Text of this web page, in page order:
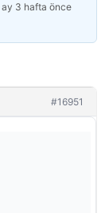
ay 3 hafta önce
#16951